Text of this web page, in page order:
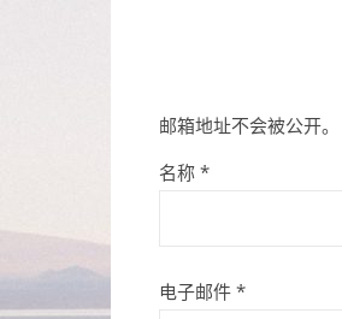
邮箱地址不会被公开。
名称 *
电子邮件 *